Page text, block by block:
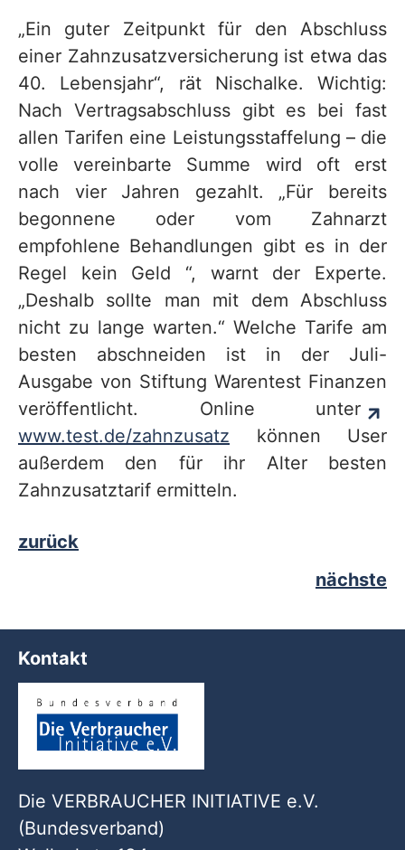
„Ein guter Zeitpunkt für den Abschluss
einer Zahnzusatzversicherung ist etwa das
40. Lebensjahr“, rät Nischalke. Wichtig:
Nach Vertragsabschluss gibt es bei fast
allen Tarifen eine Leistungsstaffelung – die
volle vereinbarte Summe wird oft erst
nach vier Jahren gezahlt. „Für bereits
begonnene oder vom Zahnarzt
empfohlene Behandlungen gibt es in der
Regel kein Geld “, warnt der Experte.
„Deshalb sollte man mit dem Abschluss
nicht zu lange warten.“ Welche Tarife am
besten abschneiden ist in der Juli-
Ausgabe von Stiftung Warentest Finanzen
veröffentlicht. Online unter
www.test.de/zahnzusatz können User
außerdem den für ihr Alter besten
Zahnzusatztarif ermitteln.
zurück
nächste
Kontakt
Die VERBRAUCHER INITIATIVE e.V.
(Bundesverband)